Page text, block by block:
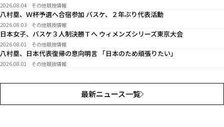
2026.08.04 その他競技情報
八村塁、Ｗ杯予選へ合宿参加 バスケ、２年ぶり代表活動
2026.08.03 その他競技情報
日本女子、バスケ３人制決勝Ｔへ ウィメンズシリーズ東京大会
2026.08.01 その他競技情報
八村塁、日本代表復帰の意向明言 「日本のため頑張りたい」
2026.08.01 その他競技情報
最新ニュース一覧